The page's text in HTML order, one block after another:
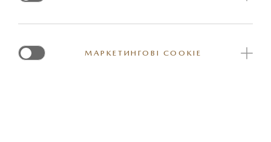
МАРКЕТИНГОВІ COOKIE